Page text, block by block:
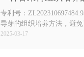
专利号：
导芽的组织培养方法，避
资源保护以及大规模育苗
2025-03-17